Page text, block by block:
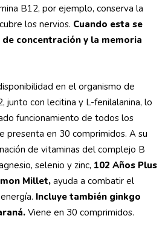
B12, por ejemplo, conserva la
los nervios. Cuando esta se
concentración y la memoria
en el organismo de
junto con lecitina y L-fenilalanina, lo
funcionamiento de todos los
presenta en 30 comprimidos. A su
de vitaminas del complejo B
selenio y zinc, 102 Años Plus
Millet, ayuda a combatir el
Incluye también ginkgo
Viene en 30 comprimidos.